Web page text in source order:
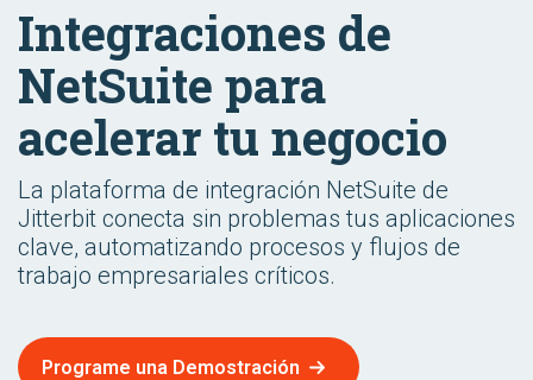
Integraciones de
NetSuite para
acelerar tu negocio
La plataforma de integración NetSuite de
Jitterbit conecta sin problemas tus aplicaciones
clave, automatizando procesos y flujos de
trabajo empresariales críticos.
Programe una Demostración